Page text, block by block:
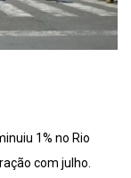
1% no Rio
com julho.